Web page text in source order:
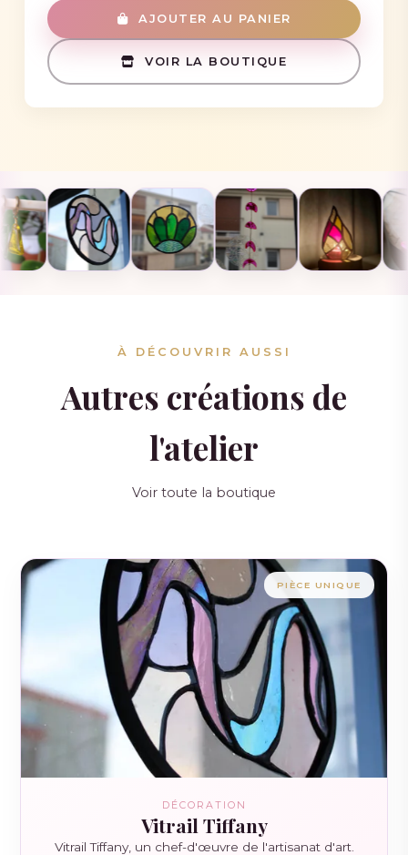
AJOUTER AU PANIER
VOIR LA BOUTIQUE
À DÉCOUVRIR AUSSI
Autres créations de
l'atelier
Voir toute la boutique
PIÈCE UNIQUE
DÉCORATION
Vitrail Tiffany
Vitrail Tiffany, un chef-d'œuvre de l'artisanat d'art.